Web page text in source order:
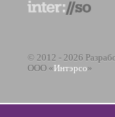
© 2012 - 2026
ООО « Интэрсо»